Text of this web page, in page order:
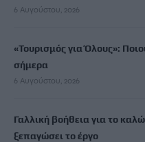
6 Αυγούστου, 2026
«Τουρισμός για Όλους»:
σήμερα
6 Αυγούστου, 2026
Γαλλική βοήθεια για το
ξεπαγώσει το έργο